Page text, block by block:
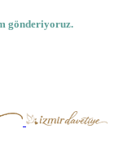
gönderiyoruz.